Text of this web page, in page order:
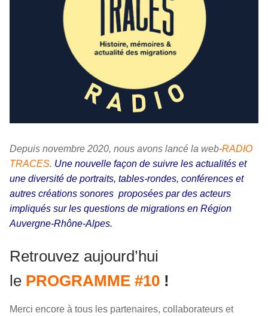
Depuis novembre 2020, nous avons lancé la web-RADIO
TRACES. Une nouvelle façon de suivre les actualités et
une diversité de portraits, tables-rondes, conférences et
autres créations sonores proposées par des acteurs
impliqués sur les questions de migrations en Région
Auvergne-Rhône-Alpes.
Retrouvez aujourd’hui
le PROGRAMME #10 !
Merci encore à tous les partenaires, collaborateurs et